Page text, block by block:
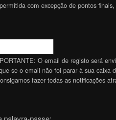
com excepção de pontos
O email de registo será
se o email não foi parar à sua caixa
fazer todas as notificações